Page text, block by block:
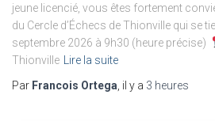
jeune licencié, vous êtes fortement
du Cercle d’Échecs de Thionville qui se
septembre 2026 à 9h30 (heure précise)
Thionville
Lire la suite
Par Francois Ortega , il y a 3 heures